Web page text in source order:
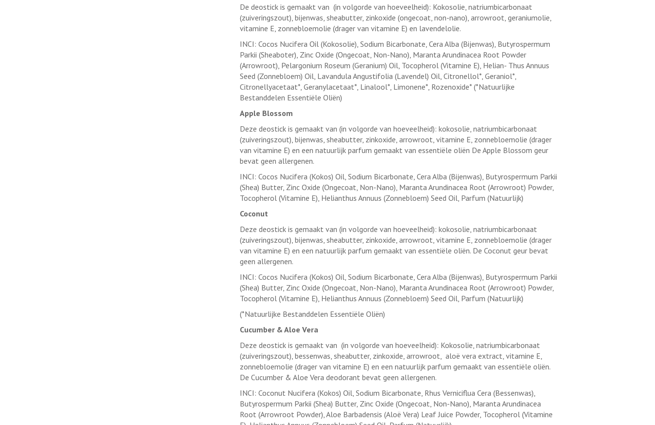
De deostick is gemaakt van (in volgorde van hoeveelheid): Kokosolie, natriumbicarbonaat
(zuiveringszout), bijenwas, sheabutter, zinkoxide (ongecoat, non-nano), arrowroot, geraniumolie,
vitamine E, zonnebloemolie (drager van vitamine E) en lavendelolie.
INCI: Cocos Nucifera Oil (Kokosolie), Sodium Bicarbonate, Cera Alba (Bijenwas), Butyrospermum
Parkii (Sheaboter), Zinc Oxide (Ongecoat, Non-Nano), Maranta Arundinacea Root Powder
(Arrowroot), Pelargonium Roseum (Geranium) Oil, Tocopherol (Vitamine E), Helian- Thus Annuus
Seed (Zonnebloem) Oil, Lavandula Angustifolia (Lavendel) Oil, Citronellol*, Geraniol*,
Citronellyacetaat*, Geranylacetaat*, Linalool*, Limonene*, Rozenoxide* (*Natuurlijke
Bestanddelen Essentiële Oliën)
Apple Blossom
Deze deostick is gemaakt van (in volgorde van hoeveelheid): kokosolie, natriumbicarbonaat
(zuiveringszout), bijenwas, sheabutter, zinkoxide, arrowroot, vitamine E, zonnebloemolie (drager
van vitamine E) en een natuurlijk parfum gemaakt van essentiële oliën De Apple Blossom geur
bevat geen allergenen.
INCI: Cocos Nucifera (Kokos) Oil, Sodium Bicarbonate, Cera Alba (Bijenwas), Butyrospermum Parkii
(Shea) Butter, Zinc Oxide (Ongecoat, Non-Nano), Maranta Arundinacea Root (Arrowroot) Powder,
Tocopherol (Vitamine E), Helianthus Annuus (Zonnebloem) Seed Oil, Parfum (Natuurlijk)
Coconut
Deze deostick is gemaakt van (in volgorde van hoeveelheid): kokosolie, natriumbicarbonaat
(zuiveringszout), bijenwas, sheabutter, zinkoxide, arrowroot, vitamine E, zonnebloemolie (drager
van vitamine E) en een natuurlijk parfum gemaakt van essentiële oliën. De Coconut geur bevat
geen allergenen.
INCI: Cocos Nucifera (Kokos) Oil, Sodium Bicarbonate, Cera Alba (Bijenwas), Butyrospermum Parkii
(Shea) Butter, Zinc Oxide (Ongecoat, Non-Nano), Maranta Arundinacea Root (Arrowroot) Powder,
Tocopherol (Vitamine E), Helianthus Annuus (Zonnebloem) Seed Oil, Parfum (Natuurlijk)
(*Natuurlijke Bestanddelen Essentiële Oliën)
Cucumber & Aloe Vera
Deze deostick is gemaakt van (in volgorde van hoeveelheid): Kokosolie, natriumbicarbonaat
(zuiveringszout), bessenwas, sheabutter, zinkoxide, arrowroot, aloë vera extract, vitamine E,
zonnebloemolie (drager van vitamine E) en een natuurlijk parfum gemaakt van essentiële oliën.
De Cucumber & Aloe Vera deodorant bevat geen allergenen.
INCI: Coconut Nucifera (Kokos) Oil, Sodium Bicarbonate, Rhus Verniciflua Cera (Bessenwas),
Butyrospermum Parkii (Shea) Butter, Zinc Oxide (Ongecoat, Non-Nano), Maranta Arundinacea
Root (Arrowroot Powder), Aloe Barbadensis (Aloë Vera) Leaf Juice Powder, Tocopherol (Vitamine